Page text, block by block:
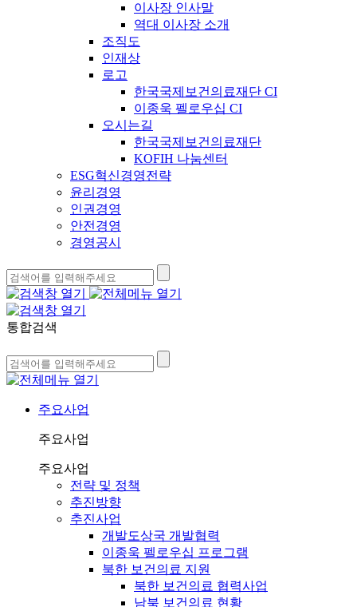
이사장 인사말
역대 이사장 소개
조직도
인재상
로고
한국국제보건의료재단 CI
이종욱 펠로우십 CI
오시는길
한국국제보건의료재단
KOFIH 나눔센터
ESG혁신경영전략
윤리경영
인권경영
안전경영
경영공시
통합검색
주요사업
주요사업
주요사업
전략 및 정책
추진방향
추진사업
개발도상국 개발협력
이종욱 펠로우십 프로그램
북한 보건의료 지원
북한 보건의료 협력사업
남북 보건의료 현황